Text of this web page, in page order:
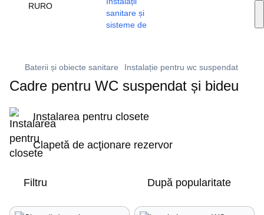
Servicii de instalare
🔥 Promoții și reduceri
RURO
Baterii și obiecte sanitare Instalație pentru wc suspendat
Cadre pentru WC suspendat și bideu
Instalarea pentru closete
Clapetă de acţionare rezervor
Filtru După popularitate